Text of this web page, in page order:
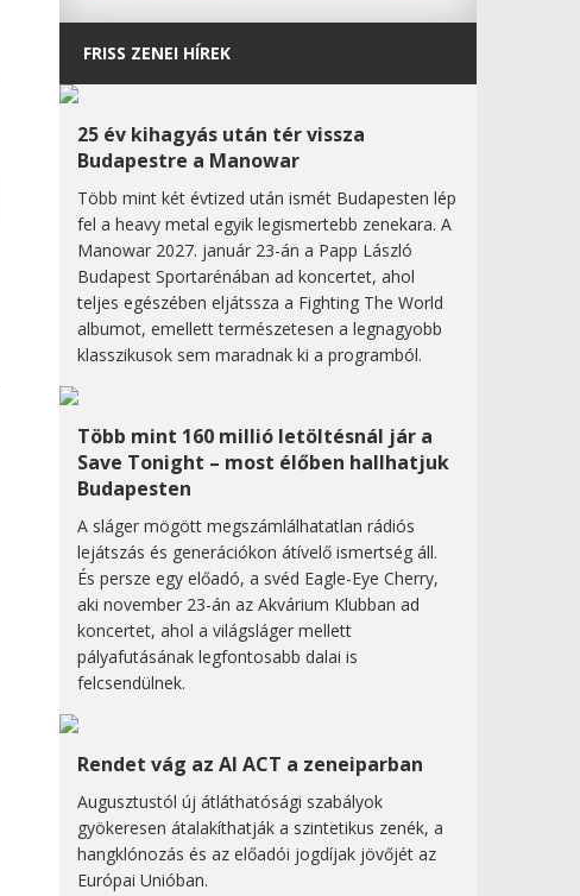
FRISS ZENEI HÍREK
25 év kihagyás után tér vissza
Budapestre a Manowar
Több mint két évtized után ismét Budapesten lép
fel a heavy metal egyik legismertebb zenekara. A
Manowar 2027. január 23-án a Papp László
Budapest Sportarénában ad koncertet, ahol
teljes egészében eljátssza a Fighting The World
albumot, emellett természetesen a legnagyobb
klasszikusok sem maradnak ki a programból.
Több mint 160 millió letöltésnál jár a
Save Tonight – most élőben hallhatjuk
Budapesten
A sláger mögött megszámlálhatatlan rádiós
lejátszás és generációkon átívelő ismertség áll.
És persze egy előadó, a svéd Eagle-Eye Cherry,
aki november 23-án az Akvárium Klubban ad
koncertet, ahol a világsláger mellett
pályafutásának legfontosabb dalai is
felcsendülnek.
Rendet vág az AI ACT a zeneiparban
Augusztustól új átláthatósági szabályok
gyökeresen átalakíthatják a szintetikus zenék, a
hangklónozás és az előadói jogdíjak jövőjét az
Európai Unióban.